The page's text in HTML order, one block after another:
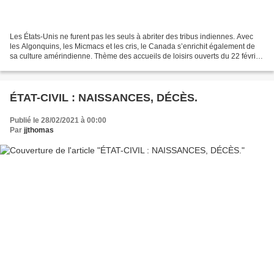
Les États-Unis ne furent pas les seuls à abriter des tribus indiennes. Avec
les Algonquins, les Micmacs et les cris, le Canada s’enrichit également de
sa culture amérindienne. Thème des accueils de loisirs ouverts du 22 février
ÉTAT-CIVIL : NAISSANCES, DÉCÈS.
Publié le 28/02/2021 à 00:00
Par jjthomas